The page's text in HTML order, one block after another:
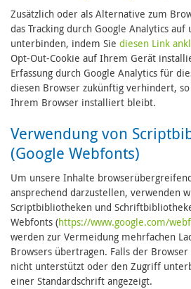
Zusätzlich oder als Alternative zum
das Tracking durch Google Analytics auf
unterbinden, indem Sie diesen Link
Opt-Out-Cookie auf Ihrem Gerät
Erfassung durch Google Analytics für
diesen Browser zukünftig verhindert,
Ihrem Browser installiert bleibt.
Verwendung von
(Google Webfonts)
Um unsere Inhalte
ansprechend darzustellen, verwenden
Scriptbibliotheken und
Webfonts (https://www.google.com/
werden zur Vermeidung mehrfachen
Browsers übertragen. Falls der
nicht unterstützt oder den Zugriff
einer Standardschrift angezeigt.